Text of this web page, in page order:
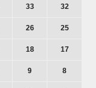
33 32
26 25
18 17
9 8